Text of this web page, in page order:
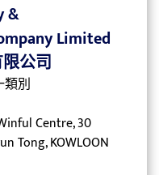
&
Limited
公司
類別
Centre, 30
Tong, KOWLOON